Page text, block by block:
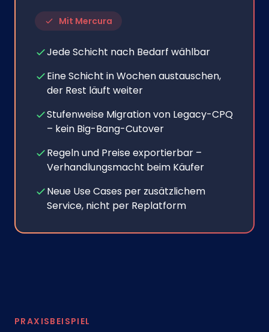
Mit Mercura
Jede Schicht nach Bedarf wählbar
Eine Schicht in Wochen austauschen,
der Rest läuft weiter
Stufenweise Migration von Legacy-CPQ
– kein Big-Bang-Cutover
Regeln und Preise exportierbar –
Verhandlungsmacht beim Käufer
Neue Use Cases per zusätzlichem
Service, nicht per Replatform
PRAXISBEISPIEL